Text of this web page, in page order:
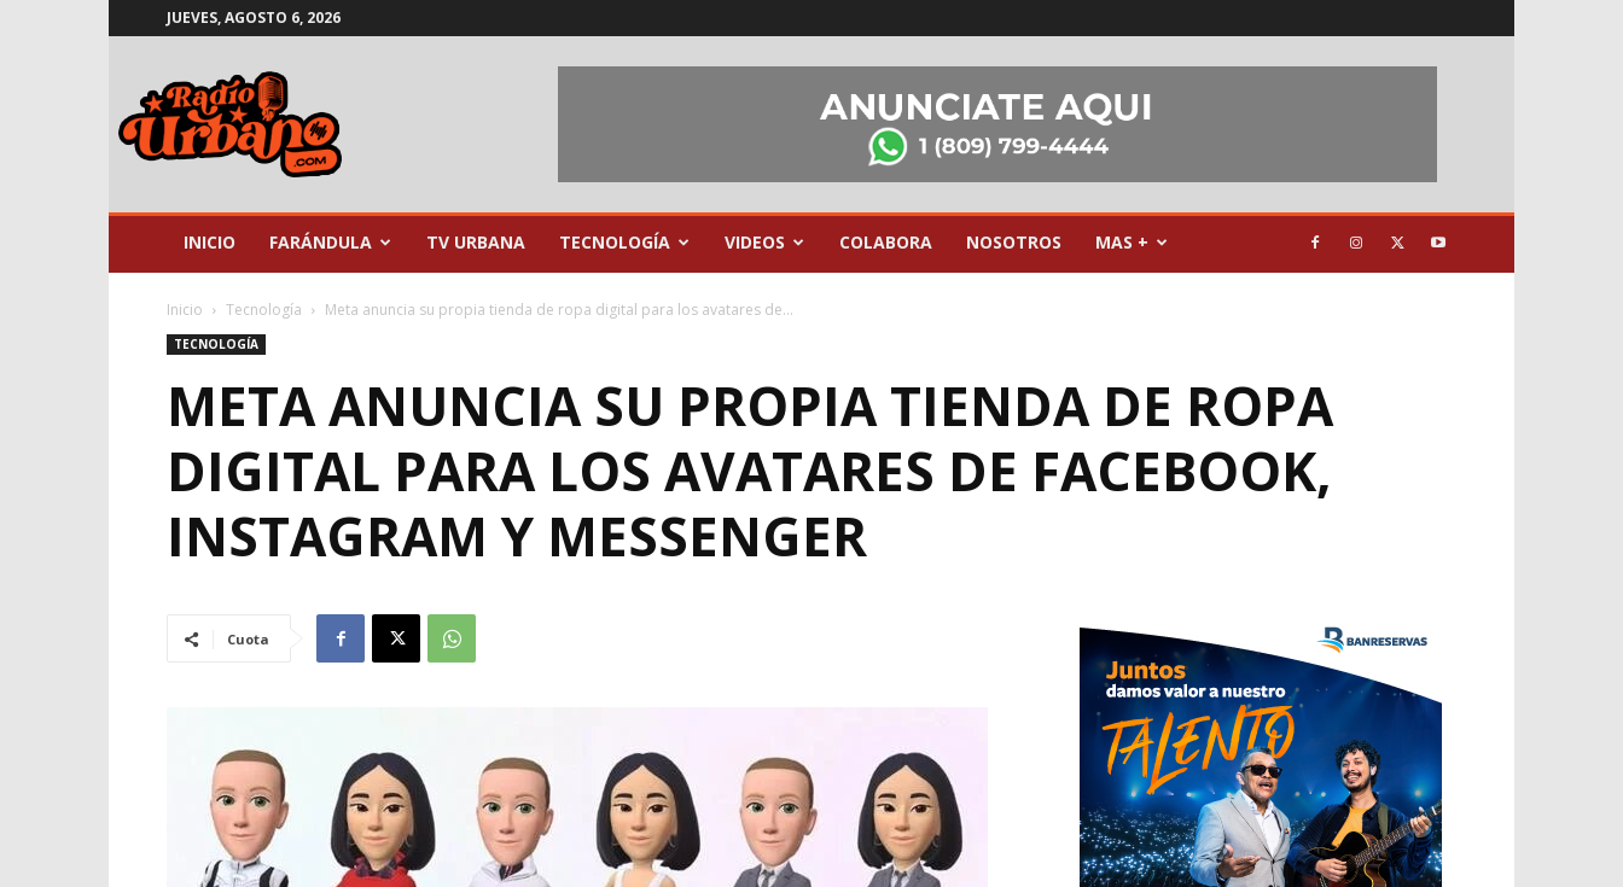
JUEVES, AGOSTO 6, 2026
INICIO FARÁNDULA TV URBANA TECNOLOGÍA VIDEOS COLABORA NOSOTROS MAS +
Inicio Tecnología Meta anuncia su propia tienda de ropa digital para los avatares de...
TECNOLOGÍA
META ANUNCIA SU PROPIA TIENDA DE ROPA
DIGITAL PARA LOS AVATARES DE FACEBOOK,
INSTAGRAM Y MESSENGER
Cuota